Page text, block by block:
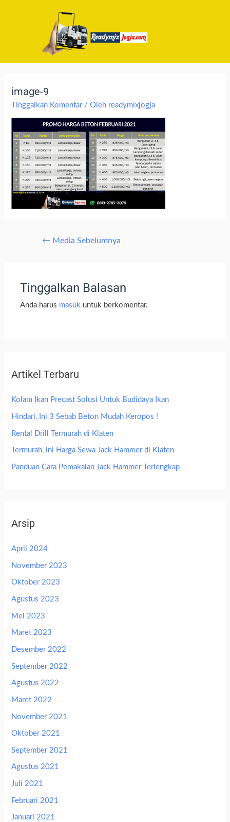
image-9
Tinggalkan Komentar / Oleh readymixjogja
← Media Sebelumnya
Tinggalkan Balasan
Anda harus masuk untuk berkomentar.
Artikel Terbaru
Kolam Ikan Precast Solusi Untuk Budidaya Ikan
Hindari, Ini 3 Sebab Beton Mudah Keropos !
Rental Drill Termurah di Klaten
Termurah, ini Harga Sewa Jack Hammer di Klaten
Panduan Cara Pemakaian Jack Hammer Terlengkap
Arsip
April 2024
November 2023
Oktober 2023
Agustus 2023
Mei 2023
Maret 2023
Desember 2022
September 2022
Agustus 2022
Maret 2022
November 2021
Oktober 2021
September 2021
Agustus 2021
Juli 2021
Februari 2021
Januari 2021